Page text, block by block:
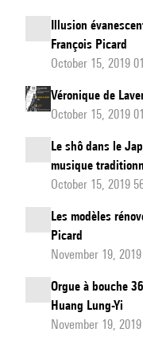
Illusion
François Picard
October 15, 2019
Véronique de
October 15, 2019
Le shô dans le
musique
October 15, 2019
Les modèles
Picard
November 19,
Orgue à bouche
Huang Lung-Yi
November 19,